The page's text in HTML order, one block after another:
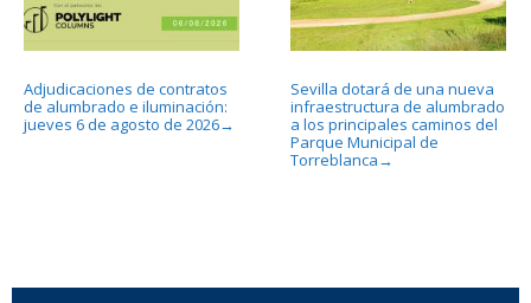
Adjudicaciones de contratos
de alumbrado e iluminación:
jueves 6 de agosto de 2026→
Sevilla dotará de una nueva
infraestructura de alumbrado
a los principales caminos del
Parque Municipal de
Torreblanca →